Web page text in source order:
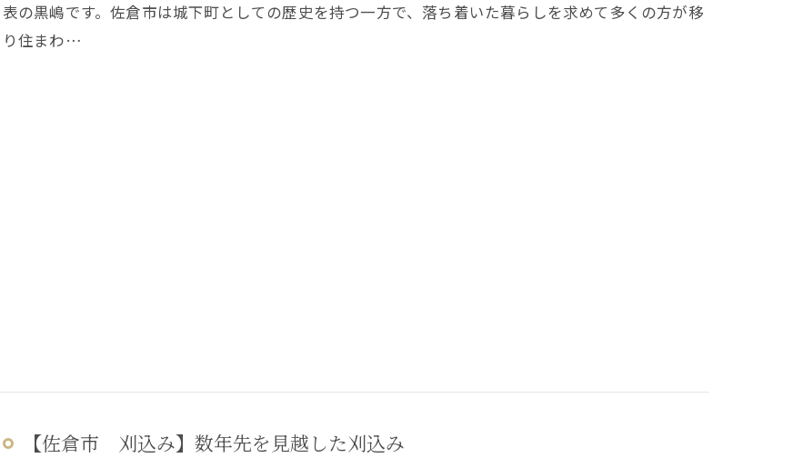
表の黒嶋です。佐倉市は城下町としての歴史を持つ一方で、落ち着いた暮らしを求めて多くの方が移
り住まわ…
【佐倉市 刈込み】数年先を見越した刈込み